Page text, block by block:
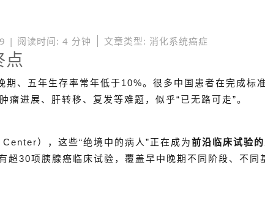
| 阅读时间: 4 分钟 文章类型: 消化系统癌症
点
、五年生存率常年低于10%。很多中国患者在完成标
进展、肝转移、复发等难题，似乎“已无路可走”。
），这些“绝境中的病人”正在成为前沿临床试验
超30项胰腺癌临床试验，覆盖早中晚期不同阶段、不同